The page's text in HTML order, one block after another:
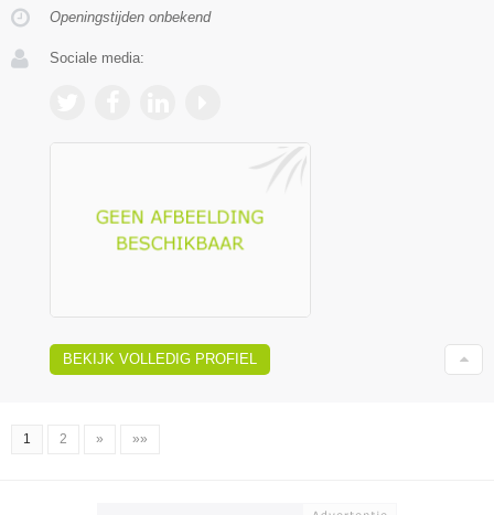
Openingstijden onbekend
Sociale media:
BEKIJK VOLLEDIG PROFIEL
1 2 » »»